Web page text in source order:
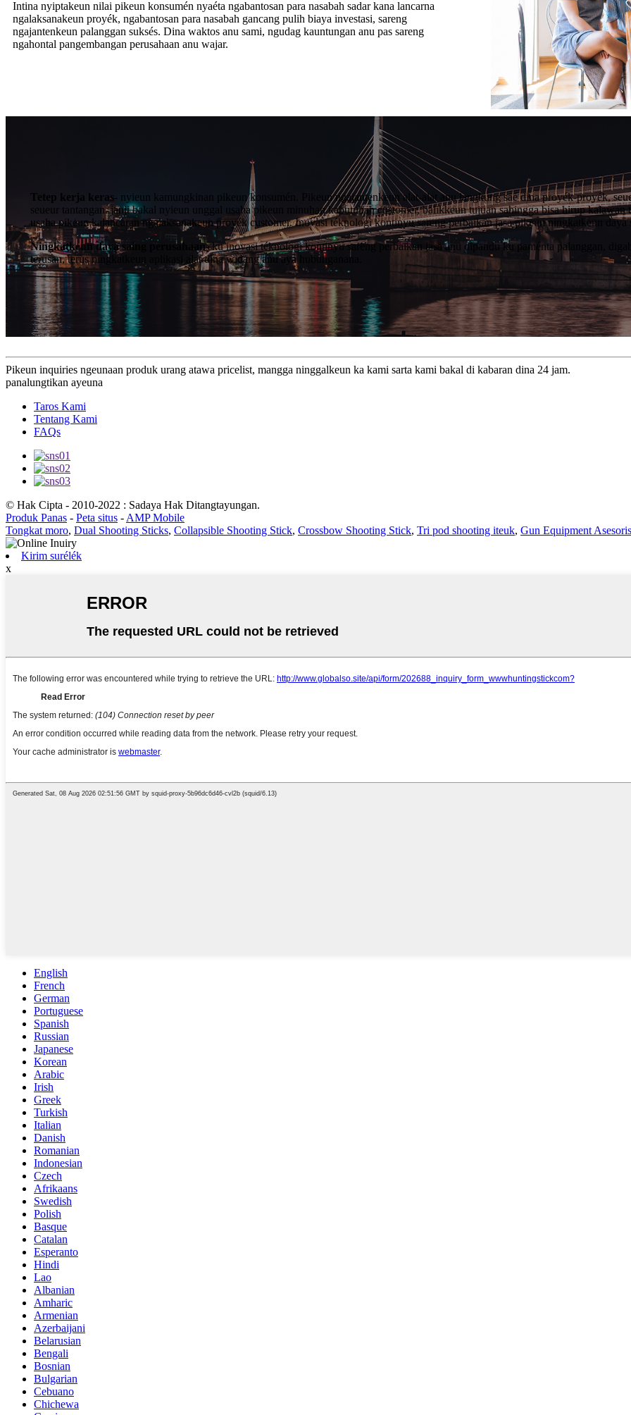
Intina nyiptakeun nilai pikeun konsumén nyaéta ngabantosan para nasabah sadar kana lancarna
ngalaksanakeun proyék, ngabantosan para nasabah gancang pulih biaya investasi, sareng
ngajantenkeun palanggan suksés. Dina waktos anu sami, ngudag kauntungan anu pas sareng
ngahontal pangembangan perusahaan anu wajar.
Tetep kerja keras- nyieun kamungkinan pikeun konsumén. Pikeun ngajantenkeun alat-alat anu langkung saé dina proyék-proyék,
seueur tantangan. janji bakal nyieun unggal usaha pikeun minuhan kabutuhan customer, balikkeun tujuan sahingga bisa hirup
usaha pikeun kalancaran ngalaksanakeun proyék customer. Inovasi téknologi kontinyu sareng perbaikan jasa pikeun ningkatkeun daya
Ningkatkeun daya saing perusahaan- ku inovasi téknologi kontinyu sareng perbaikan jasa anu dipandu ku paménta palanggan,
terusan, terus ningkatkeun aplikasi alat dina widang anu aya hubunganana.
Pikeun inquiries ngeunaan produk urang atawa pricelist, mangga ninggalkeun ka kami sarta kami bakal di kabaran dina 24 jam.
panalungtikan ayeuna
Taros Kami
Tentang Kami
FAQs
© Hak Cipta - 2010-2022 : Sadaya Hak Ditangtayungan.
Produk Panas - Peta situs - AMP Mobile
Tongkat moro, Dual Shooting Sticks, Collapsible Shooting Stick, Crossbow Shooting Stick, Tri pod shooting iteuk, Gun Equipment Asesoris
Kirim surélék
x
English
French
German
Portuguese
Spanish
Russian
Japanese
Korean
Arabic
Irish
Greek
Turkish
Italian
Danish
Romanian
Indonesian
Czech
Afrikaans
Swedish
Polish
Basque
Catalan
Esperanto
Hindi
Lao
Albanian
Amharic
Armenian
Azerbaijani
Belarusian
Bengali
Bosnian
Bulgarian
Cebuano
Chichewa